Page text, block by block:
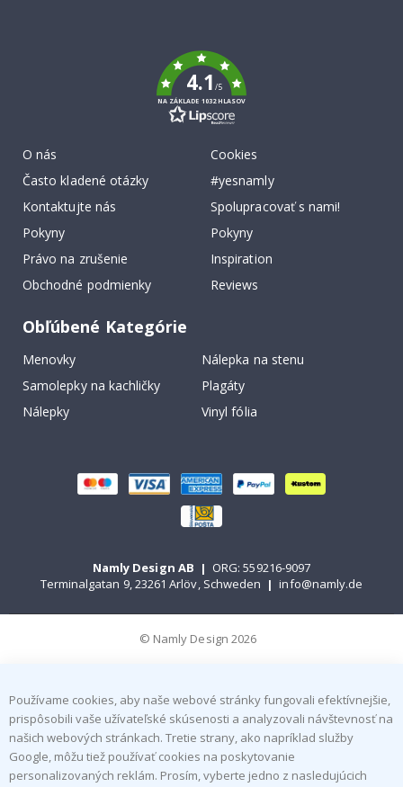
4.1/5
NA ZÁKLADE 1032 HLASOV
O nás
Často kladené otázky
Kontaktujte nás
Pokyny
Právo na zrušenie
Obchodné podmienky
Cookies
#yesnamly
Spolupracovať s nami!
Pokyny
Inspiration
Reviews
Obľúbené Kategórie
Menovky
Nálepka na stenu
Samolepky na kachličky
Plagáty
Nálepky
Vinyl fólia
Namly Design AB | ORG: 559216-9097
Terminalgatan 9, 23261 Arlöv, Schweden | info@namly.de
© Namly Design 2026
Používame cookies, aby naše webové stránky fungovali efektívnejšie,
prispôsobili vaše užívateľské skúsenosti a analyzovali návštevnosť na
našich webových stránkach. Tretie strany, ako napríklad služby
Google, môžu tiež používať cookies na poskytovanie
personalizovaných reklám. Prosím, vyberte jedno z nasledujúcich